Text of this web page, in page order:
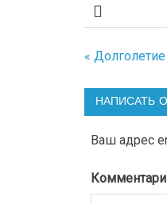
по
записям
«
НАПИСАТЬ
Ваш адрес